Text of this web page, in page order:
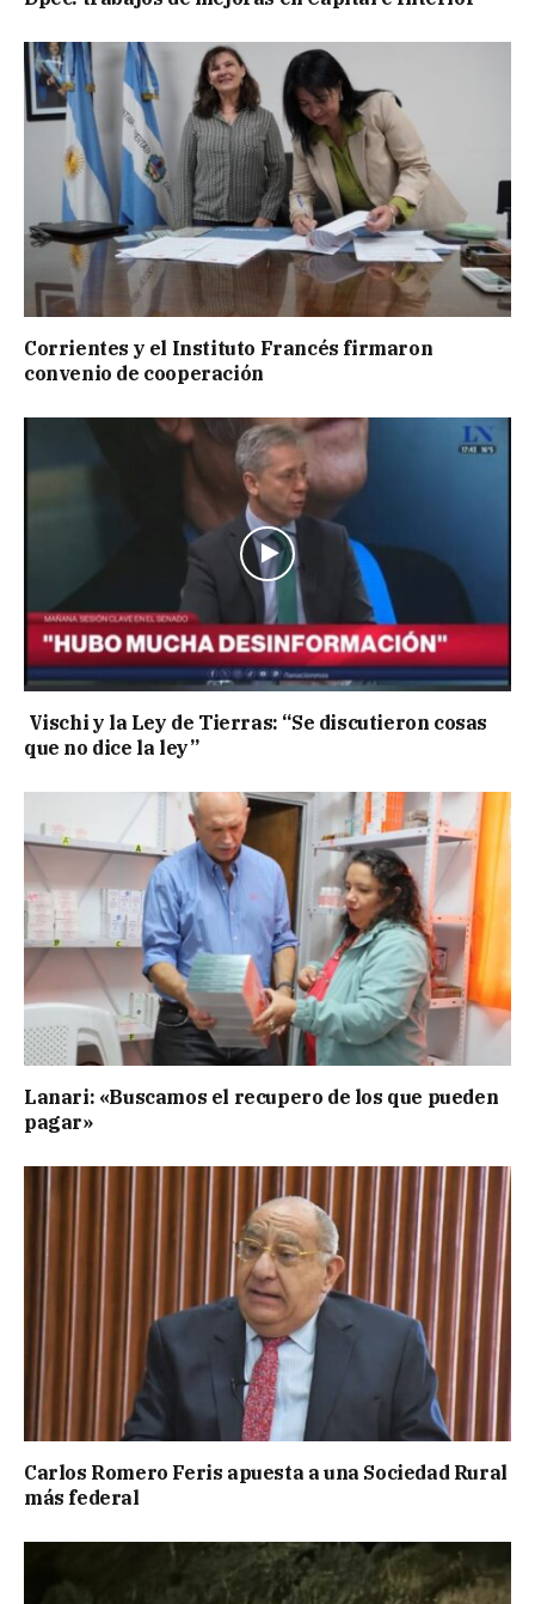
Corrientes y el Instituto Francés firmaron
convenio de cooperación
Vischi y la Ley de Tierras: “Se discutieron cosas
que no dice la ley”
Lanari: «Buscamos el recupero de los que pueden
pagar»
Carlos Romero Feris apuesta a una Sociedad Rural
más federal